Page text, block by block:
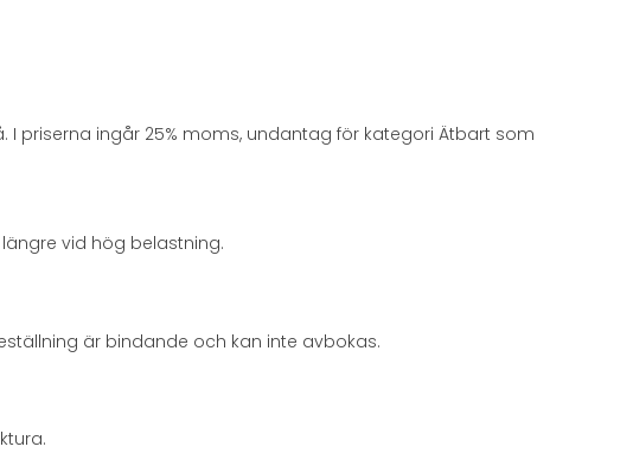
priserna ingår 25% moms, undantag för kategori Ätbart som
vid hög belastning.
är bindande och kan inte avbokas.